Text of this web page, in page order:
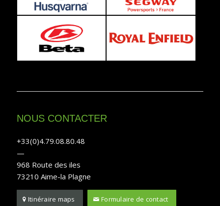
NOUS CONTACTER
+33(0)4.79.08.80.48
—
968 Route des iles
73210 Aime-la Plagne
Itinéraire maps Formulaire de contact